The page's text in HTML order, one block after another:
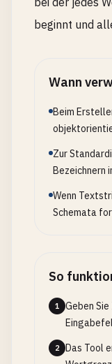
beginnt und
Wann
Beim
Zur
Bezeichnern
Wenn
Schemata
So
1
Geben
2
Das Tool